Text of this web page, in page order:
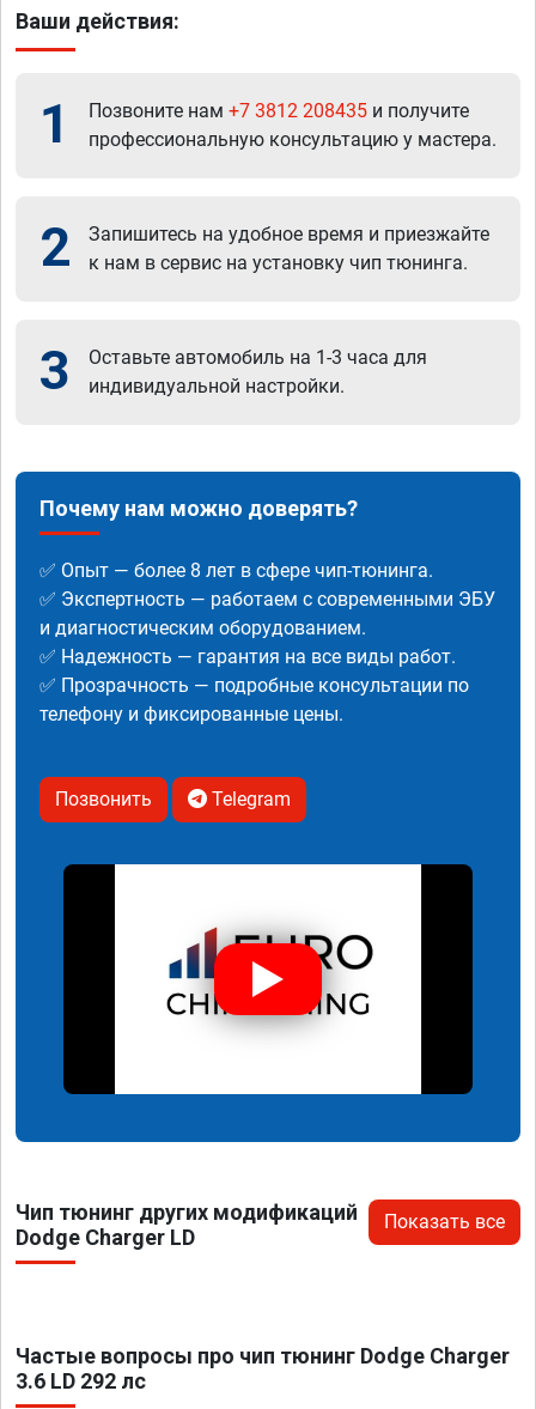
Ваши действия:
1 Позвоните нам +7 3812 208435 и получите
профессиональную консультацию у мастера.
2
Запишитесь на удобное время и приезжайте
к нам в сервис на установку чип тюнинга.
3
Оставьте автомобиль на 1-3 часа для
индивидуальной настройки.
Почему нам можно доверять?
✅ Опыт — более 8 лет в сфере чип-тюнинга.
✅ Экспертность — работаем с современными ЭБУ
и диагностическим оборудованием.
✅ Надежность — гарантия на все виды работ.
✅ Прозрачность — подробные консультации по
телефону и фиксированные цены.
Позвонить Telegram
Чип тюнинг других модификаций
Dodge Charger LD
Показать все
Частые вопросы про чип тюнинг Dodge Charger
3.6 LD 292 лс